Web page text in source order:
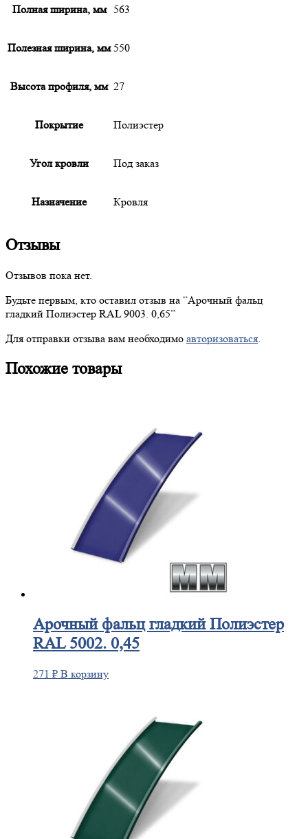
Полная ширина, мм 563
Полезная ширина, мм 550
Высота профиля, мм 27
Покрытие Полиэстер
Угол кровли Под заказ
Назначение Кровля
Отзывы
Отзывов пока нет.
Будьте первым, кто оставил отзыв на “Арочный фальц
гладкий Полиэстер RAL 9003. 0,65”
Для отправки отзыва вам необходимо авторизоваться
Похожие товары
Арочныйфальц гладкий Полиэстер
RAL 5002. 0,45
271 ₽ В корзину